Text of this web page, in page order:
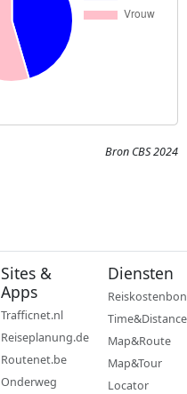
Bron CBS 2024
Sites &
Apps
Trafficnet.nl
Reiseplanung.de
Routenet.be
Onderweg
Diensten
Reiskostenbon
Time&Distance
Map&Route
Map&Tour
Locator